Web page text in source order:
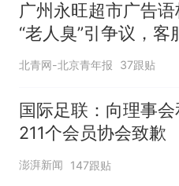
广州永旺超市广告语
“老人臭”引争议，客
应
北青网-北京青年报 37跟贴
国际足联：向理事会
211个会员协会致歉
澎湃新闻 147跟贴